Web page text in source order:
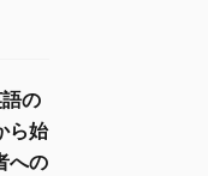
の
ら始
への